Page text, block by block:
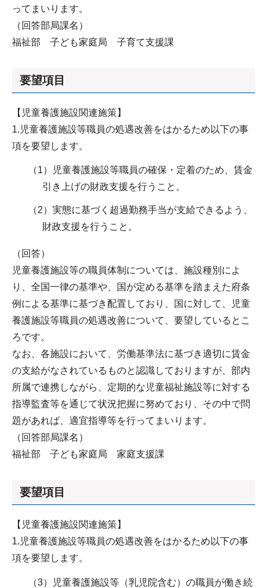
ってまいります。
（回答部局課名）
福祉部 子ども家庭局 子育て支援課
要望項目
【児童養護施設関連施策】
1.児童養護施設等職員の処遇改善をはかるため以下の事
項を要望します。
（1）児童養護施設等職員の確保・定着のため、賃金
引き上げの財政支援を行うこと。
（2）実態に基づく超過勤務手当が支給できるよう、
財政支援を行うこと。
（回答）
児童養護施設等の職員体制については、施設種別によ
り、全国一律の基準や、国が定める基準を踏まえた府条
例による基準に基づき配置しており、国に対して、児童
養護施設等職員の処遇改善について、要望しているとこ
ろです。
なお、各施設において、労働基準法に基づき適切に賃金
の支給がなされているものと認識しておりますが、部内
所属で連携しながら、定期的な児童福祉施設等に対する
指導監査等を通じて状況把握に努めており、その中で問
題があれば、適宜指導等を行ってまいります。
（回答部局課名）
福祉部 子ども家庭局 家庭支援課
要望項目
【児童養護施設関連施策】
1.児童養護施設等職員の処遇改善をはかるため以下の事
項を要望します。
（3）児童養護施設等（乳児院含む）の職員が働き続